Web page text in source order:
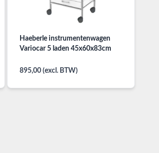
Haeberle instrumentenwagen
Variocar 5 laden 45x60x83cm
895,00 (excl. BTW)